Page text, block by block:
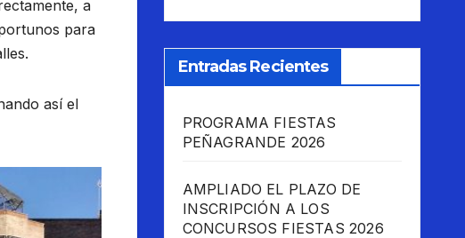
a
para
así el
Entradas Recientes
PROGRAMA FIESTAS
PEÑAGRANDE 2026
AMPLIADO EL PLAZO DE
INSCRIPCIÓN A LOS
CONCURSOS FIESTAS 2026